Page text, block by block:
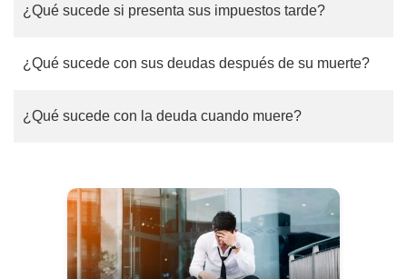
¿Qué sucede si presenta sus impuestos tarde?
¿Qué sucede con sus deudas después de su muerte?
¿Qué sucede con la deuda cuando muere?